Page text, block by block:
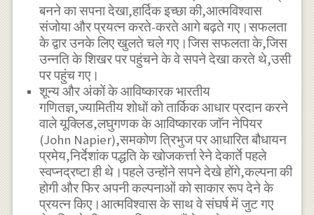
बनने का सपना देखा,हार्दिक इच्छा की,आत्मविश्वास
संजोया और प्रयत्न करते-करते आगे बढ़ते गए।सफलता
के द्वार उनके लिए खुलते चले गए।जिस सफलता के,जिस
उन्नति के शिखर पर पहुंचने के वे सपने देखा करते थे,उसी
पर पहुंच गए।
शून्य और अंकों के आविष्कारक भारतीय
गणितज्ञ,ज्यामितीय शोधों को तार्किक आधार प्रदान करने
वाले यूक्लिड,लघुगणक के आविष्कारक जाॅन नेपियर
(John Napier),समकोण त्रिभुज पर आधारित बौधायन
प्रमेय,निर्देशांक पद्धति के खोजकर्त्ता रेने देकार्ते पहले
स्वप्नद्रष्टा ही थे।पहले उन्होंने सपने देखे होंगे,कल्पना की
होगी और फिर अपनी कल्पनाओं को साकार रूप देने के
प्रयत्न किए।आत्मविश्वास के साथ वे संघर्ष में जुट गए